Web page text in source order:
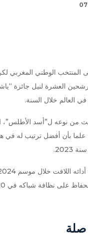
الوطني المغربي
العشرة لنيل جائزة
العالم خلال السنة.
من نوعه ل”أسد الأطلس”،
علما بأن أفضل ترتيب له في
صلة